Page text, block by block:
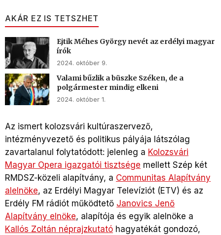
AKÁR EZ IS TETSZHET
Ejtik Méhes György nevét az erdélyi magyar
írók
2024. október 9.
Valami bűzlik a büszke Széken, de a
polgármester mindig elkeni
2024. október 1.
Az ismert kolozsvári kultúraszervező,
intézményvezető és politikus pályája látszólag
zavartalanul folytatódott: jelenleg a Kolozsvári
Magyar Opera igazgatói tisztsége mellett Szép két
RMDSZ-közeli alapítvány, a Communitas Alapítvány
alelnöke, az Erdélyi Magyar Televíziót (ETV) és az
Erdély FM rádiót működtető Janovics Jenő
Alapítvány elnöke, alapítója és egyik alelnöke a
Kallós Zoltán néprajzkutató hagyatékát gondozó,